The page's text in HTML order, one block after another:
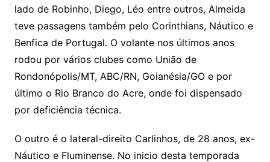
lado de Robinho, Diego, Léo entre outros, Almeida
teve passagens também pelo Corinthians, Náutico e
Benfica de Portugal. O volante nos últimos anos
rodou por vários clubes como União de
Rondonópolis/MT, ABC/RN, Goianésia/GO e por
último o Rio Branco do Acre, onde foi dispensado
por deficiência técnica.
O outro é o lateral-direito Carlinhos, de 28 anos, ex-
Náutico e Fluminense. No inicio desta temporada